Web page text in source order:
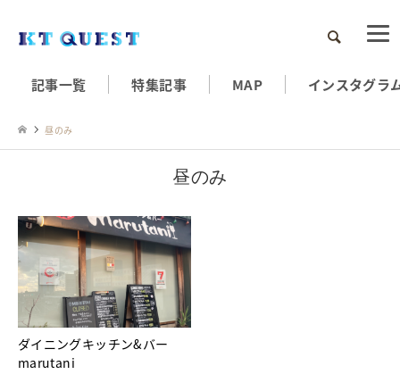
検索
記事一覧 特集記事 MAP インスタグラ
昼のみ
昼のみ
ダイニングキッチン&バー
marutani